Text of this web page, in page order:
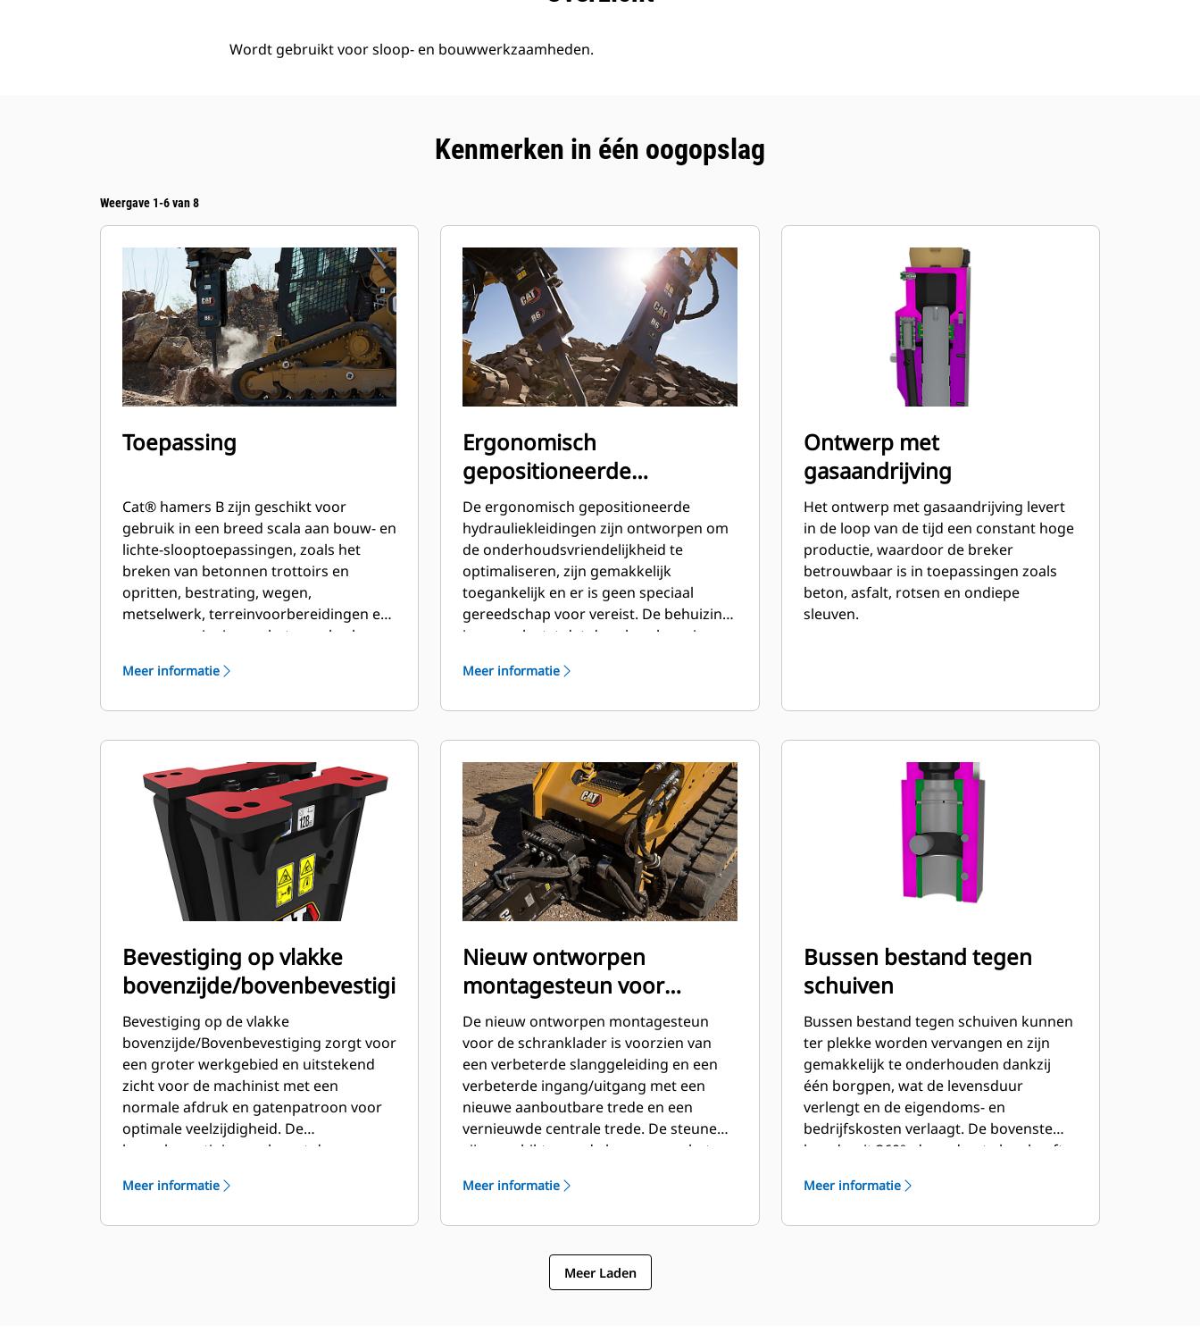
Wordt gebruikt voor sloop- en bouwwerkzaamheden.
Kenmerken in één oogopslag
Weergave 1-6 van 8
Toepassing
Cat® hamers B zijn geschikt voor
gebruik in een breed scala aan bouw- en
lichte-slooptoepassingen, zoals het
breken van betonnen trottoirs en
opritten, bestrating, wegen,
metselwerk, terreinvoorbereidingen en
groenvoorziening en het openbreken
van nutsvoorzieningen.
Meer informatie
Ergonomisch
gepositioneerde
hydrauliekleidingen
De ergonomisch gepositioneerde
hydrauliekleidingen zijn ontworpen om
de onderhoudsvriendelijkheid te
optimaliseren, zijn gemakkelijk
toegankelijk en er is geen speciaal
gereedschap voor vereist. De behuizing
is zo geplaatst dat deze bescherming
botsingen en biedt plaats aan
hydrauliekleidingen en tegendruk
kunnen worden gecontroleerd en
geladen terwijl de breker op de machine
is gemonteerd, zodat de toestand van
de breker snel kan worden
gecontroleerd.
Meer informatie
Ontwerp met
gasaandrijving
Het ontwerp met gasaandrijving levert
in de loop van de tijd een constant hoge
productie, waardoor de breker
betrouwbaar is in toepassingen zoals
beton, asfalt, rotsen en ondiepe
sleuven.
Bevestiging op vlakke
bovenzijde/bovenbevestiging
Bevestiging op de vlakke
bovenzijde/Bovenbevestiging zorgt voor
een groter werkgebied en uitstekend
zicht voor de machinist met een
normale afdruk en gatenpatroon voor
optimale veelzijdigheid. De
bovenbevestiging verhoogt de
breker en de stick in balans te houden.
Meer informatie
Nieuw ontworpen
montagesteun voor
schranklader
De nieuw ontworpen montagesteun
voor de schranklader is voorzien van
een verbeterde slanggeleiding en een
verbeterde ingang/uitgang met een
nieuwe aanboutbare trede en een
vernieuwde centrale trede. De steunen
zijn geschikt voor de hamers van het
trilplaatverdichters CVP16 en CVP40.
Meer informatie
Bussen bestand tegen
schuiven
Bussen bestand tegen schuiven kunnen
ter plekke worden vervangen en zijn
gemakkelijk te onderhouden dankzij
één borgpen, wat de levensduur
verlengt en de eigendoms- en
bedrijfskosten verlaagt. De bovenste
bus draait 360°, de onderste bus heeft
gedraaid.
Meer informatie
Meer Laden